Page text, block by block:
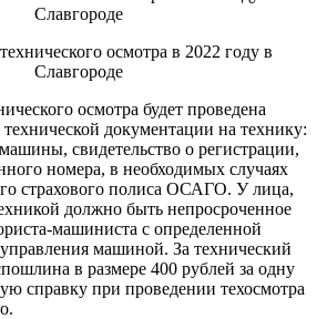
осмотра будет проведена
документации на технику:
свидетельство о регистрации,
номера, в необходимых случаях
страхового полиса ОСАГО. У лица,
должно быть непросроченное
машиниста с определенной
машиной. За технический
в размере 400 рублей за одну
справку при проведении техосмотра